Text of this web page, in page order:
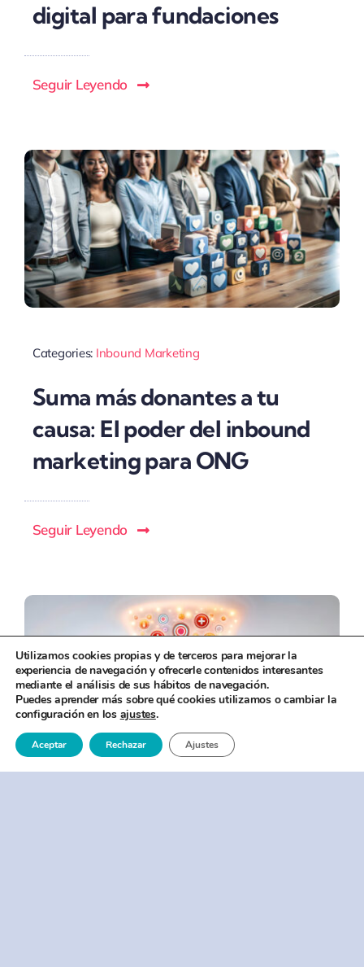
digital para fundaciones
Seguir Leyendo
Categories: Inbound Marketing
Suma más donantes a tu
causa: El poder del inbound
marketing para ONG
Seguir Leyendo
Utilizamos cookies propias y de terceros para mejorar la
experiencia de navegación y ofrecerle contenidos interesantes
mediante el análisis de sus hábitos de navegación.
Puedes aprender más sobre qué cookies utilizamos o cambiar la
configuración en los ajustes.
Aceptar Rechazar Ajustes